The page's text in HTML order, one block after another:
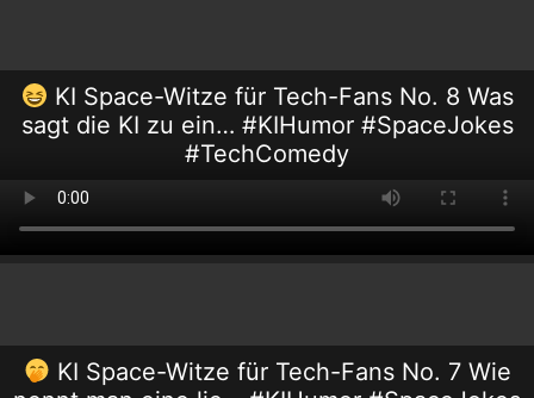
KI Space-Witze für Tech-Fans No. 8 Was
sagt die KI zu ein… #KIHumor #SpaceJokes
#TechComedy
KI Space-Witze für Tech-Fans No. 7 Wie